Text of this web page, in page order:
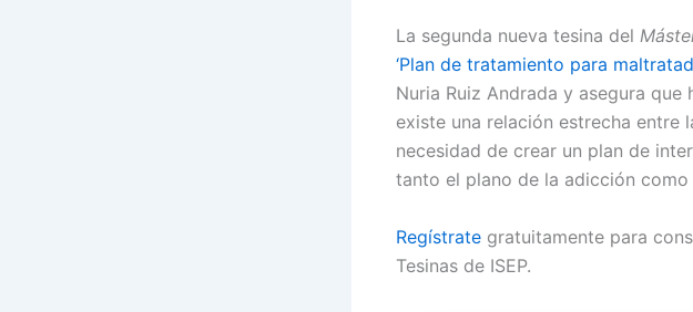
La segunda nueva tesina del
‘Plan de tratamiento para
Nuria Ruiz Andrada y asegura
existe una relación estrecha entre
necesidad de crear un plan de
tanto el plano de la adicción
Regístrate gratuitamente para
Tesinas de ISEP.